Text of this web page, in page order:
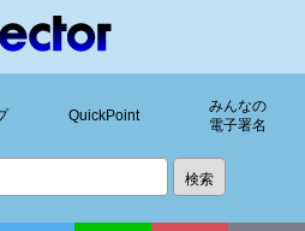
QuickPoint
みんなの
電子署名